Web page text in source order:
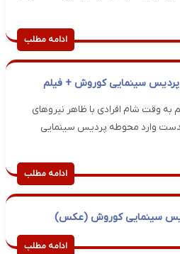
ادامه مطلب
سینمایی کوروش + فیلم
به وقت شام افرادی با ظاهر نیروهای
وارد محوطه پردیس سینمایی
ادامه مطلب
سینمایی کوروش (عکس)
ادامه مطلب